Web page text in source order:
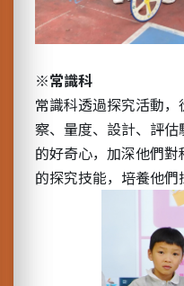
※常識科
常識科透過探究活動
察、量度、設計、評
的好奇心，加深他們
的探究技能，培養他們